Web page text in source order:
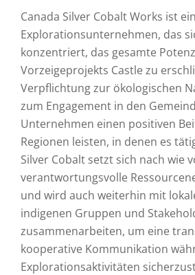
Canada Silver Cobalt Works ist
Explorationsunternehmen, das
konzentriert, das gesamte
Vorzeigeprojekts Castle zu
Verpflichtung zur ökologischen
zum Engagement in den
Unternehmen einen positiven
Regionen leisten, in denen es
Silver Cobalt setzt sich nach wie
verantwortungsvolle
und wird auch weiterhin mit
indigenen Gruppen und
zusammenarbeiten, um eine
kooperative Kommunikation
Explorationsaktivitäten